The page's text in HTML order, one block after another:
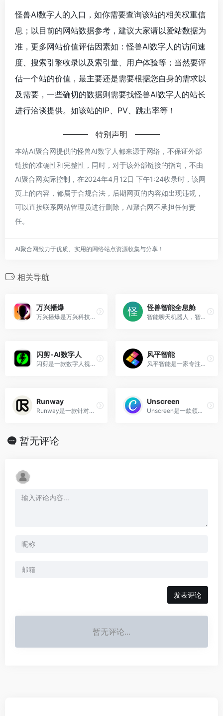
怪兽AI数字人的入口，如你需要查询该站的相关权重信
息；以目前的网站数据参考，建议大家请以爱站数据为
准，更多网站价值评估因素如：怪兽AI数字人的访问速
度、搜索引擎收录以及索引量、用户体验等；当然要评
估一个站的价值，最主要还是需要根据您自身的需求以
及需要，一些确切的数据则需要找怪兽AI数字人的站长
进行洽谈提供。如该站的IP、PV、跳出率等！
特别声明
本站AI聚合网提供的怪兽AI数字人都来源于网络，不保证外部
链接的准确性和完整性，同时，对于该外部链接的指向，不由
AI聚合网实际控制，在2024年4月12日 下午1:24收录时，该网
页上的内容，都属于合规合法，后期网页的内容如出现违规，
可以直接联系网站管理员进行删除，AI聚合网不承担任何责
任。
AI聚合网致力于优质、实用的网络站点资源收集与分享！
相关导航
万兴播爆
万兴播爆是万兴科技旗下跨境...
怪兽智能全息舱
智能聊天机器人，智能屏交互数字人系统，实时交互数字人系统
闪剪-AI数字人
闪剪是一款数字人视频生成平台， 可以 1:1 复刻你的形象和声音，只需输入文字即可生成口播视频。
风平智能
风平智能是一家专注于人工智...
Runway
Runway是一款针对创意人士和...
Unscreen
Unscreen是一款领先的基于人...
暂无评论
发表评论
暂无评论...